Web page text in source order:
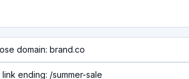
domain: brand.co
link ending: /summer-sale